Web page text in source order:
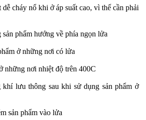
cháy nổ khi ở áp suất cao, vì thế cần phải
phẩm hướng về phía ngọn lửa
ở những nơi có lửa
những nơi nhiệt độ trên 400C
lưu thông sau khi sử dụng sản phẩm ở
sản phẩm vào lửa